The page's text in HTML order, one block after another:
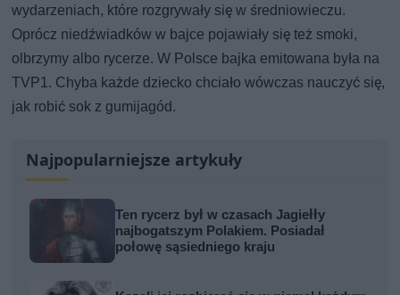
wydarzeniach, które rozgrywały się w średniowieczu.
Oprócz niedźwiadków w bajce pojawiały się też smoki,
olbrzymy albo rycerze. W Polsce bajka emitowana była na
TVP1. Chyba każde dziecko chciało wówczas nauczyć się,
jak robić sok z gumijagód.
Najpopularniejsze artykuły
Ten rycerz był w czasach Jagiełły
najbogatszym Polakiem. Posiadał
połowę sąsiedniego kraju